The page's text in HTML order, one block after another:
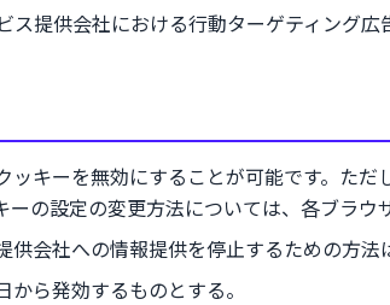
ス提供会社における行動ターゲティング
キーを無効にすることが可能です。た
の設定の変更方法については、各ブラウ
会社への情報提供を停止するための方法
ら発効するものとする。